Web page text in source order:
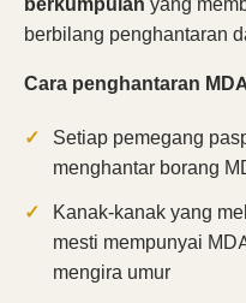
berbilang penghantaran
Cara penghantaran
Setiap pemegang
menghantar borang
Kanak-kanak yang
mesti mempunyai
mengira umur